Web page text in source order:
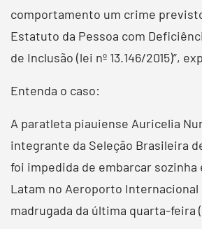
comportamento um crime
Estatuto da Pessoa com
de Inclusão (lei nº 13.146/2015)”,
Entenda o caso:
A paratleta piauiense Auricelia
integrante da Seleção Brasileira
foi impedida de embarcar sozinha
Latam no Aeroporto Internacional
madrugada da última quarta-feira